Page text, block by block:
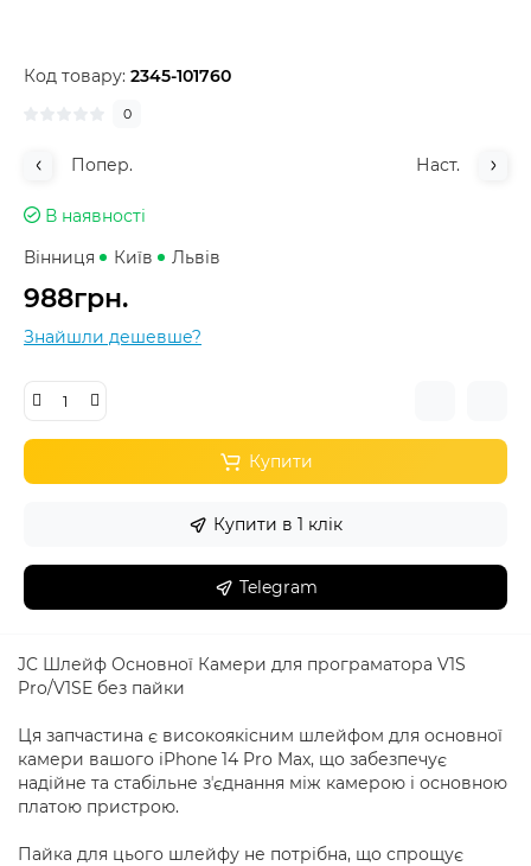
Код товару: 2345-101760
0
Попер. Наст.
В наявності
Вінниця
Київ Львів
988грн.
Знайшли дешевше?
Купити
Купити в 1 клік
Telegram
JC Шлейф Основної Камери для програматора V1S
Pro/V1SE без пайки
Ця запчастина є високоякісним шлейфом для основної
камери вашого iPhone 14 Pro Max, що забезпечує
надійне та стабільне зʼєднання між камерою і основною
платою пристрою.
Пайка для цього шлейфу не потрібна, що спрощує